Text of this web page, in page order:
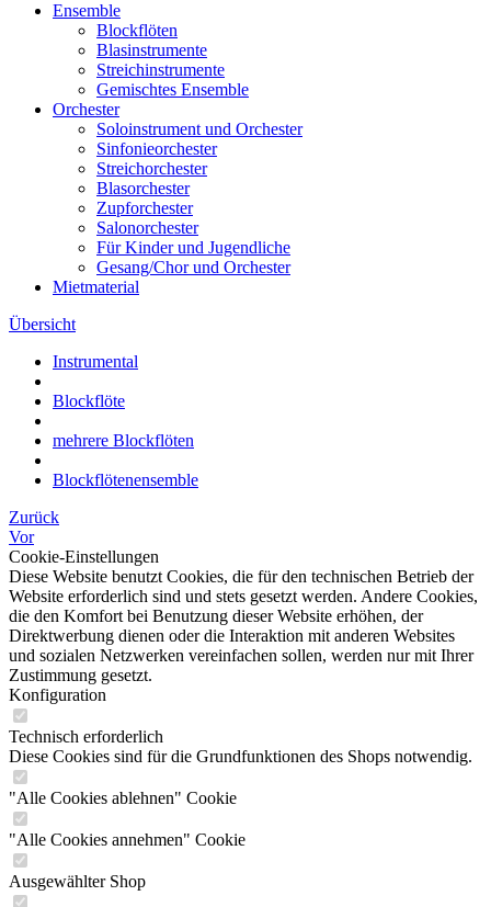
Ensemble
Blockflöten
Blasinstrumente
Streichinstrumente
Gemischtes Ensemble
Orchester
Soloinstrument und Orchester
Sinfonieorchester
Streichorchester
Blasorchester
Zupforchester
Salonorchester
Für Kinder und Jugendliche
Gesang/Chor und Orchester
Mietmaterial
Übersicht
Instrumental
Blockflöte
mehrere Blockflöten
Blockflötenensemble
Zurück
Vor
Cookie-Einstellungen
Diese Website benutzt Cookies, die für den technischen Betrieb der
Website erforderlich sind und stets gesetzt werden. Andere Cookies,
die den Komfort bei Benutzung dieser Website erhöhen, der
Direktwerbung dienen oder die Interaktion mit anderen Websites
und sozialen Netzwerken vereinfachen sollen, werden nur mit Ihrer
Zustimmung gesetzt.
Konfiguration
Technisch erforderlich
Diese Cookies sind für die Grundfunktionen des Shops notwendig.
"Alle Cookies ablehnen" Cookie
"Alle Cookies annehmen" Cookie
Ausgewählter Shop